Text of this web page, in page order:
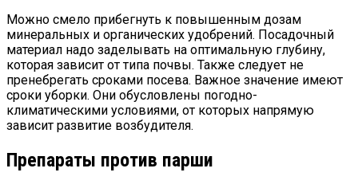
Можно смело прибегнуть к повышенным дозам
минеральных и органических удобрений. Посадочный
материал надо заделывать на оптимальную глубину,
которая зависит от типа почвы. Также следует не
пренебрегать сроками посева. Важное значение имеют
сроки уборки. Они обусловлены погодно-
климатическими условиями, от которых напрямую
зависит развитие возбудителя.
Препараты против парши